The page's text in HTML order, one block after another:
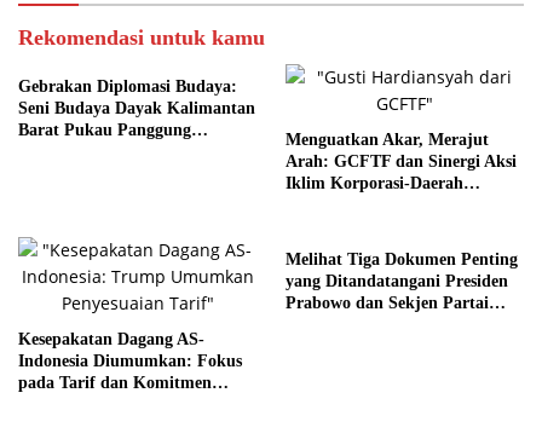
Rekomendasi untuk kamu
Gebrakan Diplomasi Budaya:
Seni Budaya Dayak Kalimantan
Barat Pukau Panggung
Menguatkan Akar, Merajut
Arah: GCFTF dan Sinergi Aksi
Iklim Korporasi-Daerah
Kesepakatan Dagang AS-
Indonesia Diumumkan: Fokus
pada Tarif dan Komitmen
Melihat Tiga Dokumen Penting
yang Ditandatangani Presiden
Prabowo dan Sekjen Partai